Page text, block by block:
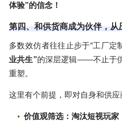
体验”的信念！
第四、和供货商成为伙伴，从
多数效仿者往往止步于“工厂定
业共生”的深层逻辑——不止于
重塑。
这里有个前提，即对自身和供应
价值观筛选：淘汰短视玩家